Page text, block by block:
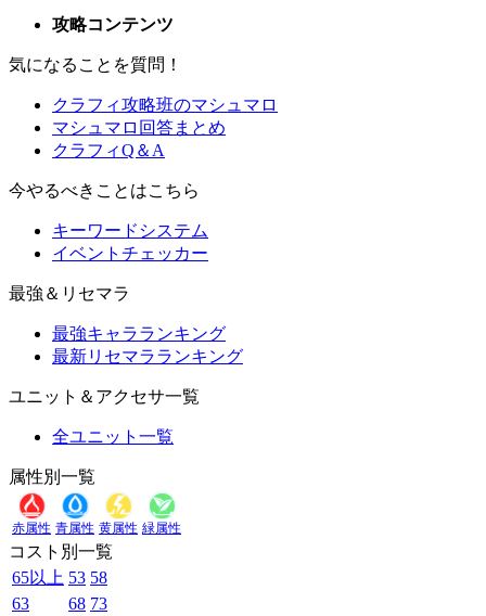
攻略コンテンツ
気になることを質問！
クラフィ攻略班のマシュマロ
マシュマロ回答まとめ
クラフィQ＆A
今やるべきことはこちら
キーワードシステム
イベントチェッカー
最強＆リセマラ
最強キャラランキング
最新リセマラランキング
ユニット＆アクセサ一覧
全ユニット一覧
属性別一覧
赤属性 青属性 黄属性 緑属性
コスト別一覧
65以上 53 58
63
68 73